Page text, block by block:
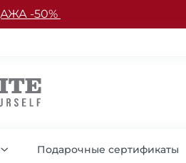
-50%
Подарочные сертификаты